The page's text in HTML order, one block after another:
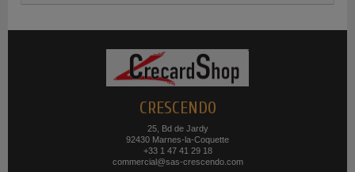
CRESCENDO
25, Bd de Jardy
92430 Marnes-la-Coquette
+33 1 47 41 29 18
commercial@sas-crescendo.com